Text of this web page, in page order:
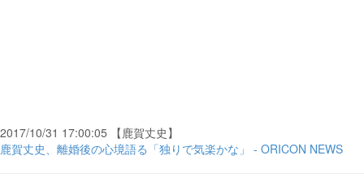
2017/10/31 17:00:05 【鹿賀丈史】
鹿賀丈史、離婚後の心境語る「独りで気楽かな」 - ORICON NEWS